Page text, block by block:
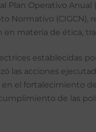
Operativo Anual
Normativo (CIGCN),
materia de ética,
establecidas
las acciones
el fortalecimiento
de las